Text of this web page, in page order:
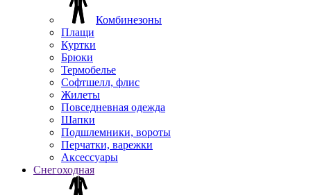
Комбинезоны
Плащи
Куртки
Брюки
Термобелье
Софтшелл, флис
Жилеты
Повседневная одежда
Шапки
Подшлемники, вороты
Перчатки, варежки
Аксессуары
Снегоходная